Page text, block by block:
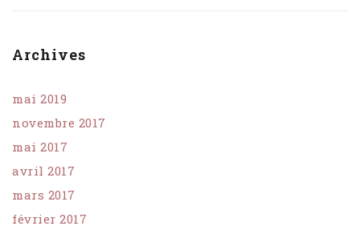
Archives
mai 2019
novembre 2017
mai 2017
avril 2017
mars 2017
février 2017